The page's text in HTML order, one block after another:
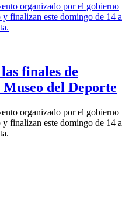
organizado por el gobierno
finalizan este domingo de 14 a
finales de
Museo del Deporte
organizado por el gobierno
finalizan este domingo de 14 a